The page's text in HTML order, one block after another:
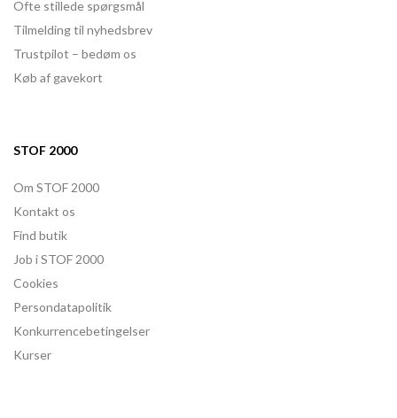
Ofte stillede spørgsmål
Tilmelding til nyhedsbrev
Trustpilot – bedøm os
Køb af gavekort
STOF 2000
Om STOF 2000
Kontakt os
Find butik
Job i STOF 2000
Cookies
Persondatapolitik
Konkurrencebetingelser
Kurser